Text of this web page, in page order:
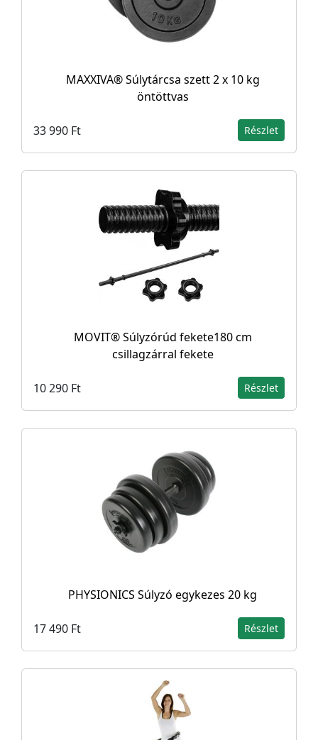
MAXXIVA® Súlytárcsa szett 2 x 10 kg
öntöttvas
33 990 Ft Részlet
MOVIT® Súlyzórúd fekete180 cm
csillagzárral fekete
10 290 Ft Részlet
PHYSIONICS Súlyzó egykezes 20 kg
17 490 Ft Részlet